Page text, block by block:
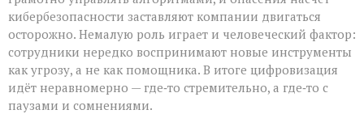
кибербезопасности заставляют компании двигаться
осторожно. Немалую роль играет и человеческий фактор:
сотрудники нередко воспринимают новые инструменты
как угрозу, а не как помощника. В итоге цифровизация
идёт неравномерно — где‑то стремительно, а где‑то с
паузами и сомнениями.